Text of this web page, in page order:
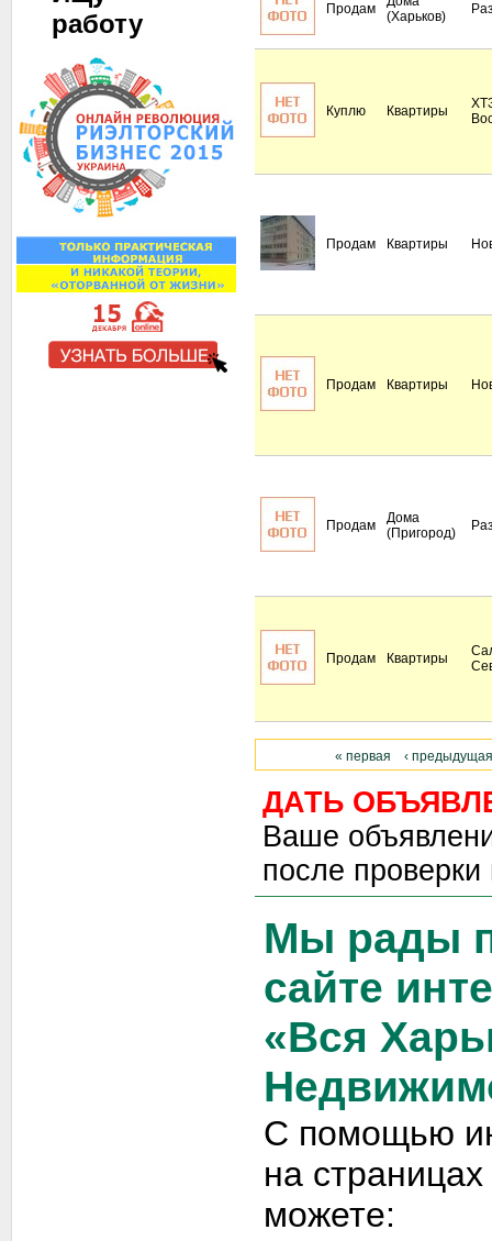
работу
Продам
(Харьков)
Куплю Квартиры
Продам Квартиры
Продам Квартиры
Продам
Дома
(Пригород)
Продам Квартиры
« первая ‹ предыдущая
ДАТЬ
Ваше
после
Мы рады
сайте
«Вся
С помощью
на
можете: